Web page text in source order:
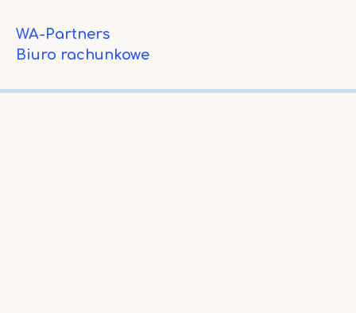
WA-Partners
Biuro rachunkowe